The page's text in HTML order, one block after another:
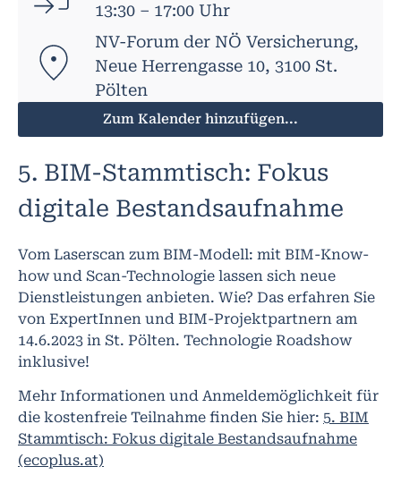
13:30 – 17:00 Uhr
NV-Forum der NÖ Versicherung,
Neue Herrengasse 10, 3100 St.
Pölten
Zum Kalender hinzufügen...
5. BIM-Stammtisch: Fokus
digitale Bestandsaufnahme
Vom Laserscan zum BIM-Modell: mit BIM-Know-
how und Scan-Technologie lassen sich neue
Dienstleistungen anbieten. Wie? Das erfahren Sie
von ExpertInnen und BIM-Projektpartnern am
14.6.2023 in St. Pölten. Technologie Roadshow
inklusive!
Mehr Informationen und Anmeldemöglichkeit für
die kostenfreie Teilnahme finden Sie hier: 5. BIM
Stammtisch: Fokus digitale Bestandsaufnahme
(ecoplus.at)